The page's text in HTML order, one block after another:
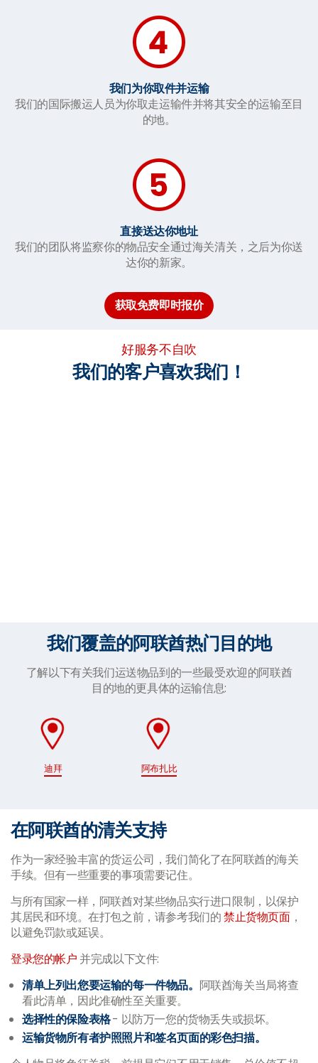
我们为你取件并运输
我们的国际搬运人员为你取走运输件并将其安全的运输至目
的地。
直接送达你地址
我们的团队将监察你的物品安全通过海关清关，之后为你送
达你的新家。
获取免费即时报价
好服务不自吹
我们的客户喜欢我们！
我们覆盖的阿联酋热门目的地
了解以下有关我们运送物品到的一些最受欢迎的阿联酋
目的地的更具体的运输信息:
迪拜 阿布扎比
在阿联酋的清关支持
作为一家经验丰富的货运公司，我们简化了在阿联酋的海关
手续。但有一些重要的事项需要记住。
与所有国家一样，阿联酋对某些物品实行进口限制，以保护
其居民和环境。在打包之前，请参考我们的禁止货物页面，
以避免罚款或延误。
登录您的帐户 并完成以下文件:
清单上列出您要运输的每一件物品。 阿联酋海关当局将查
看此清单，因此准确性至关重要。
选择性的保险表格- 以防万一您的货物丢失或损坏。
运输货物所有者护照照片和签名页面的彩色扫描。